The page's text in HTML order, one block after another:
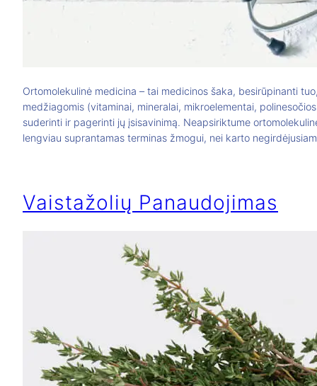
Ortomolekulinė medicina – tai medicinos šaka, besirūpinanti
medžiagomis (vitaminai, mineralai, mikroelementai,
suderinti ir pagerinti jų įsisavinimą. Neapsiriktume
lengviau suprantamas terminas žmogui, nei karto
Vaistažolių Panaudojimas